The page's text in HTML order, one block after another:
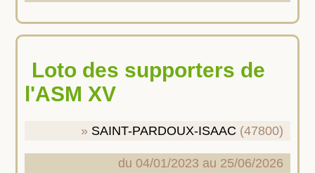
Loto des supporters de
l'ASM XV
SAINT-PARDOUX-ISAAC (47800)
du 04/01/2023 au 25/06/2026